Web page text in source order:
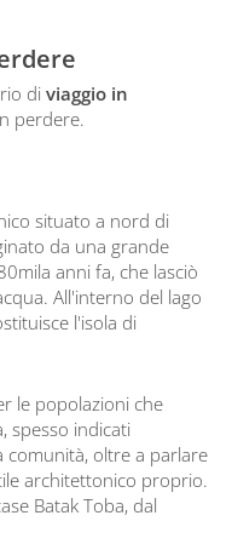
di viaggio in
perdere.
situato a nord di
da una grande
anni fa, che lasciò
All'interno del lago
l'isola di
le popolazioni che
spesso indicati
comunità, oltre a parlare
architettonico proprio.
Batak Toba, dal